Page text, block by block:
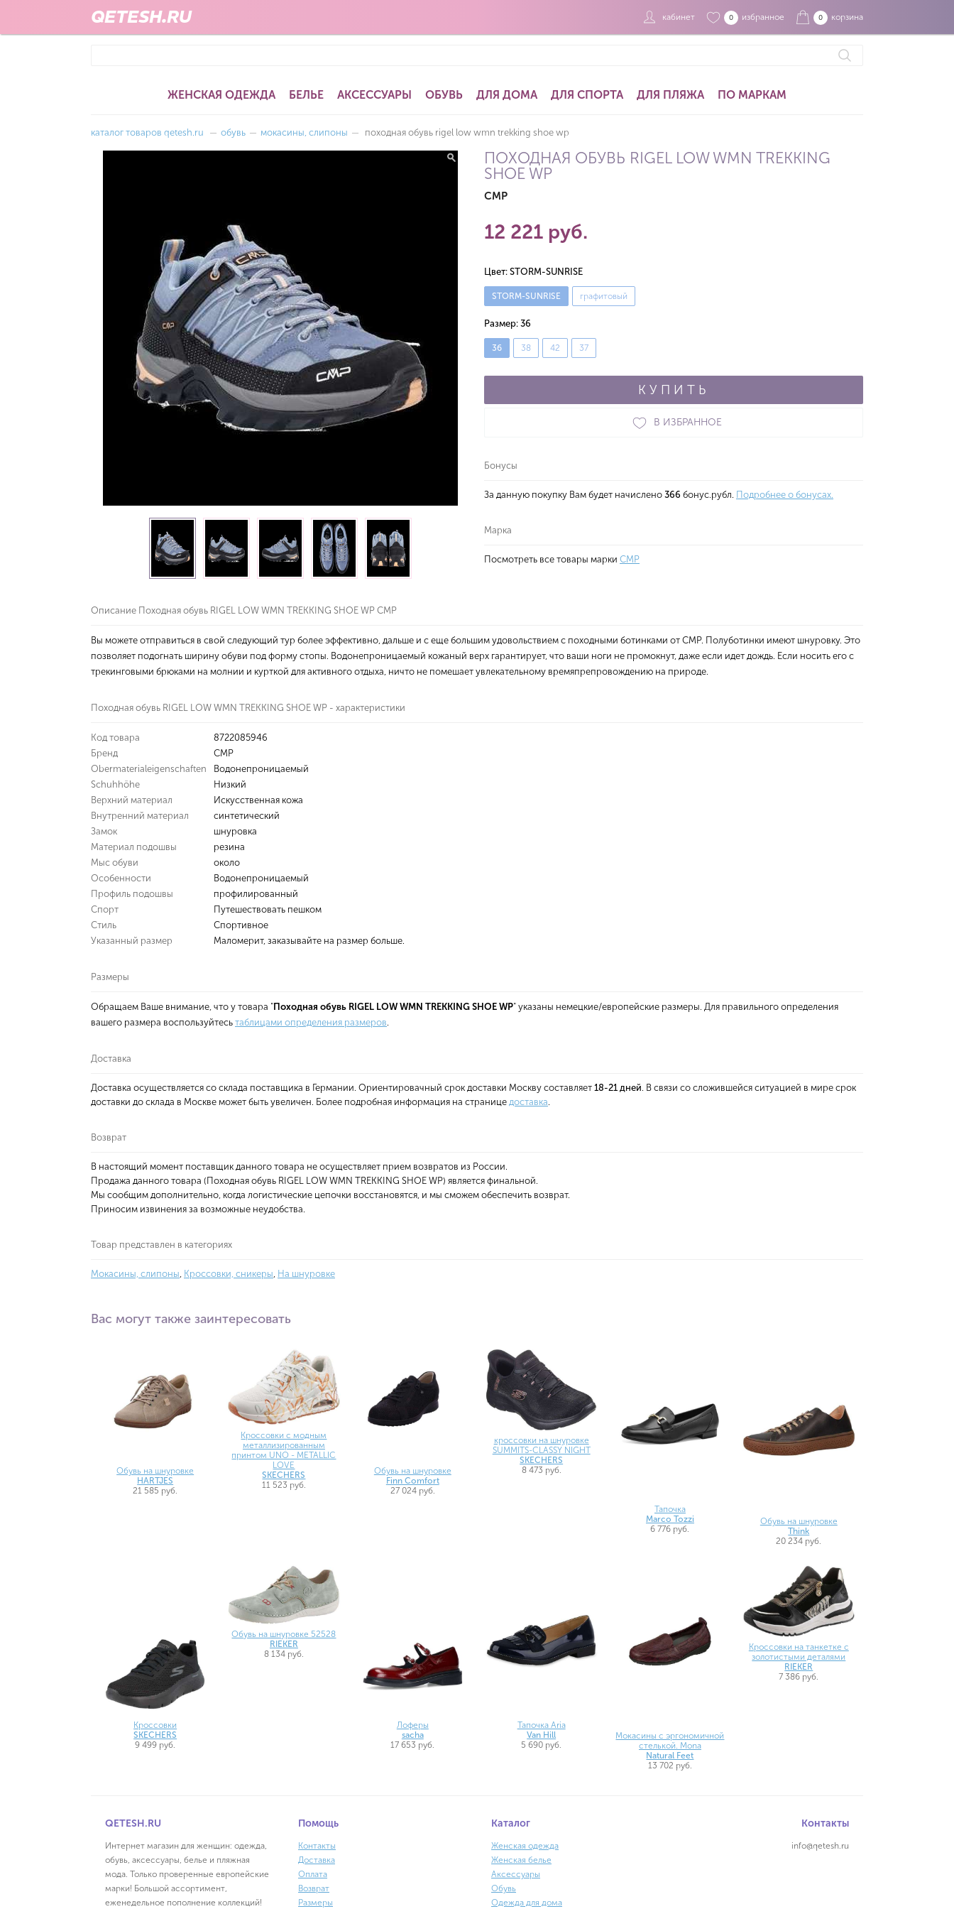
QETESH.RU кабинет 0 избранное 0 корзина
ЖЕНСКАЯ ОДЕЖДА БЕЛЬЕ АКСЕССУАРЫ ОБУВЬ ДЛЯ ДОМА ДЛЯ СПОРТА ДЛЯ ПЛЯЖА ПО МАРКАМ
каталог товаров qetesh.ru — обувь — мокасины, слипоны — походная обувь rigel low wmn trekking shoe wp
ПОХОДНАЯ ОБУВЬ RIGEL LOW WMN TREKKING
SHOE WP
CMP
12 221 руб.
Цвет: STORM-SUNRISE
STORM-SUNRISE графитовый
Размер: 36
36 38 42 37
КУПИТЬ
В ИЗБРАННОЕ
Бонусы
За данную покупку Вам будет начислено 366 бонус.рубл. Подробнее о бонусах.
Марка
Посмотреть все товары марки CMP
Описание Походная обувь RIGEL LOW WMN TREKKING SHOE WP CMP
Вы можете отправиться в свой следующий тур более эффективно, дальше и с еще большим удовольствием с походными ботинками от CMP. Полуботинки имеют шнуровку. Это
позволяет подогнать ширину обуви под форму стопы. Водонепроницаемый кожаный верх гарантирует, что ваши ноги не промокнут, даже если идет дождь. Если носить его с
трекинговыми брюками на молнии и курткой для активного отдыха, ничто не помешает увлекательному времяпрепровождению на природе.
Походная обувь RIGEL LOW WMN TREKKING SHOE WP - характеристики
Код товара
8722085946
Бренд
CMP
Obermaterialeigenschaften
Водонепроницаемый
Schuhhöhe
Низкий
Верхний материал
Искусственная кожа
Внутренний материал
синтетический
Замок
шнуровка
Материал подошвы
резина
Мыс обуви
около
Особенности
Водонепроницаемый
Профиль подошвы
профилированный
Спорт
Путешествовать пешком
Стиль
Спортивное
Указанный размер
Маломерит, заказывайте на размер больше.
Размеры
Обращаем Ваше внимание, что у товара "Походная обувь RIGEL LOW WMN TREKKING SHOE WP" указаны немецкие/европейские размеры. Для правильного определения
вашего размера воспользуйтесь таблицами определения размеров.
Доставка
Доставка осуществляется со склада поставщика в Германии. Ориентировачный срок доставки Москву составляет 18-21 дней. В связи со сложившейся ситуацией в мире срок
доставки до склада в Москве может быть увеличен. Более подробная информация на странице доставка.
Возврат
В настоящий момент поставщик данного товара не осуществляет прием возвратов из России.
Продажа данного товара (Походная обувь RIGEL LOW WMN TREKKING SHOE WP) является финальной.
Мы сообщим дополнительно, когда логистические цепочки восстановятся, и мы сможем обеспечить возврат.
Приносим извинения за возможные неудобства.
Товар представлен в категориях
Мокасины, слипоны, Кроссовки, сникеры, На шнуровке
Вас могут также заинтересовать
Обувь на шнуровке
HARTJES
21 585 руб.
Кроссовки с модным
металлизированным
принтом UNO - METALLIC
LOVE
SKECHERS
11 523 руб.
Обувь на шнуровке
Finn Comfort
27 024 руб.
кроссовки на шнуровке
SUMMITS-CLASSY NIGHT
SKECHERS
8 473 руб.
Тапочка
Marco Tozzi
6 776 руб.
Обувь на шнуровке
Think
20 234 руб.
Кроссовки
SKECHERS
9 499 руб.
Обувь на шнуровке 52528
RIEKER
8 134 руб.
Лоферы
sacha
17 653 руб.
Тапочка Aria
Van Hill
5 690 руб.
Мокасины с эргономичной
стелькой. Mona
Natural Feet
13 702 руб.
Кроссовки на танкетке с
золотистыми деталями
RIEKER
7 386 руб.
QETESH.RU
Интернет магазин для женщин: одежда,
обувь, аксессуары, белье и пляжная
мода. Только проверенные европейские
марки! Большой ассортимент,
еженедельное пополнение коллекций!
Контакты
info@qetesh.ru
Помощь
Контакты
Доставка
Оплата
Возврат
Размеры
Каталог
Женская одежда
Женская белье
Аксессуары
Обувь
Одежда для дома